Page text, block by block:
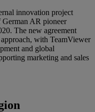
innovation project
AR pioneer
The new agreement
approach, with TeamViewer
and global
marketing and sales